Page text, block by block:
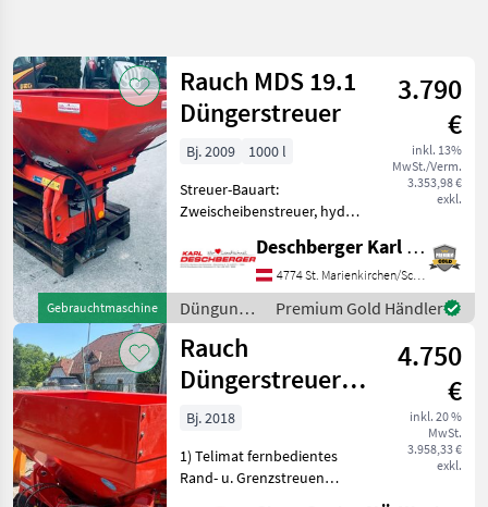
Kategorie 2 Land Filter
AKTUELLER
PFAD
Rauch
Mds
19.1
KATEGORIE
WÄHLEN
Landtechnik
MARKTPLATZ
Marktplatz Händlerangebote
Zurücksetzen
15
Ergebnisse
anzeigen
Gebrauchtmaschine
Rauch MDS 19.1
Düngerstreuer
3.790
€
inkl. 13%
MwSt./Verm.
3.353,98 €
exkl.
Bj. 2009
1000 l
Streuer-Bauart:
Zweischeibenstreuer, hydr.
MDS 19.1 Düngerstreuer mit
2-Wegeeinheit, Beleuchtung
und Gelenkwelle, inkl.
hydraulischer Schieberb
Deschberger Karl Landtechnik GesmbH & Co KG
4774 St. Marienkirchen/Schärding
Düngung
und
Beregnung
/ Rauch
Premium Gold Händler
Rauch
Düngerstreuer
MDS19.1C E-
Click mit Telimat
4.750
€
inkl. 20 %
MwSt.
3.958,33 €
exkl.
Bj. 2018
1) Telimat fernbedientes
Rand- u. Grenzstreuen